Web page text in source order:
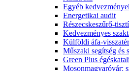
Egyéb
Energetikai audit
Részecskeszűrő-
Kedvezményes
Külföldi áfa-
Műszaki segítség és
Green Plus
Mosonmagyaróvár: